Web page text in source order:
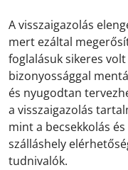
A visszaigazolás
mert ezáltal
foglalásuk sikeres
bizonyossággal
és nyugodtan
a visszaigazolás
mint a becsekkolás
szálláshely
tudnivalók.